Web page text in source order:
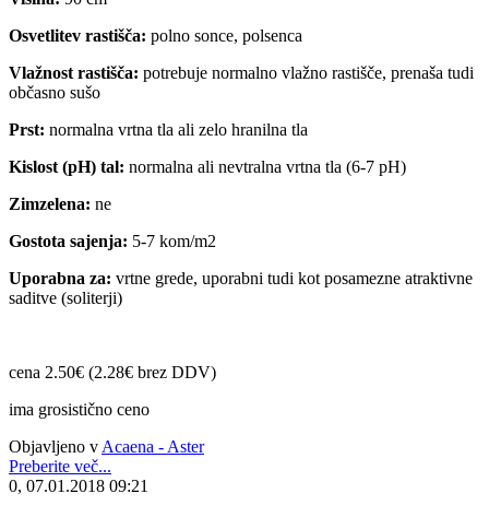
Osvetlitev rastišča: polno sonce, polsenca
Vlažnost rastišča: potrebuje normalno vlažno rastišče, prenaša tudi
občasno sušo
Prst: normalna vrtna tla ali zelo hranilna tla
Kislost (pH) tal: normalna ali nevtralna vrtna tla (6-7 pH)
Zimzelena: ne
Gostota sajenja: 5-7 kom/m2
Uporabna za: vrtne grede, uporabni tudi kot posamezne atraktivne
saditve (soliterji)
cena 2.50€ (2.28€ brez DDV)
ima grosistično ceno
Objavljeno vAcaena - Aster
Preberite več...
0, 07.01.2018 09:21